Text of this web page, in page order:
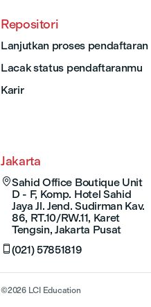
Repositori
Lanjutkan proses pendaftaran
Lacak status pendaftaranmu
Karir
Jakarta
Sahid Office Boutique Unit
D - F, Komp. Hotel Sahid
Jaya Jl. Jend. Sudirman Kav.
86, RT.10/RW.11, Karet
Tengsin, Jakarta Pusat
 (021) 57851819
©2026 LCI Education